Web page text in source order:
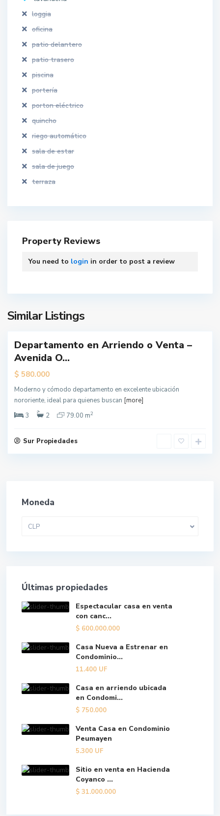
loggia
oficina
patio delantero
patio trasero
piscina
portería
porton eléctrico
quincho
riego automático
sala de estar
sala de juego
terraza
Property Reviews
You need to login in order to post a review
Similar Listings
e
s
Departamento en Arriendo o Venta –
Avenida O...
$ 580.000
Moderno y cómodo departamento en excelente ubicación
nororiente, ideal para quienes buscan [more]
3
2 79.00 m2
Sur Propiedades
Moneda
CLP
Últimas propiedades
Espectacular casa en venta
con canc...
$ 600.000.000
Casa Nueva a Estrenar en
Condominio...
11.400 UF
Casa en arriendo ubicada
en Condomi...
$ 750.000
Venta Casa en Condominio
Peumayen
5.300 UF
Sitio en venta en Hacienda
Coyanco ...
$ 31.000.000